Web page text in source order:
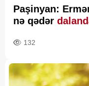
Paşinyan:
nə qədər
132